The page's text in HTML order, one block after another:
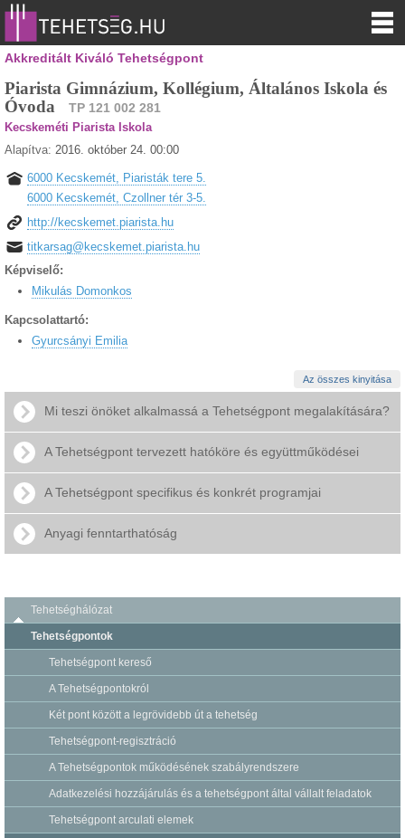
Akkreditált Kiváló Tehetségpont
Piarista Gimnázium, Kollégium, Általános Iskola és
Óvoda
TP 121 002 281
Kecskeméti Piarista Iskola
Alapítva: 2016. október 24. 00:00
6000 Kecskemét, Piaristák tere 5.
6000 Kecskemét, Czollner tér 3-5.
http://kecskemet.piarista.hu
titkarsag@kecskemet.piarista.hu
Képviselő:
Mikulás Domonkos
Kapcsolattartó:
Gyurcsányi Emilia
Az összes kinyitása
Mi teszi önöket alkalmassá a Tehetségpont megalakítására?
A Tehetségpont tervezett hatóköre és együttműködései
A Tehetségpont specifikus és konkrét programjai
Anyagi fenntarthatóság
Tehetséghálózat
Tehetségpontok
Tehetségpont kereső
A Tehetségpontokról
Két pont között a legrövidebb út a tehetség
Tehetségpont-regisztráció
A Tehetségpontok működésének szabályrendszere
Adatkezelési hozzájárulás és a tehetségpont által vállalt feladatok
Tehetségpont arculati elemek